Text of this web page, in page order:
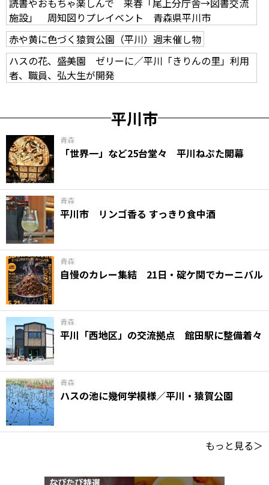
施設」 周知図りプレイベント 青森県平川市
赤や黄に色づく猿賀公園（平川）週末催し物
ハスの花、盛美園 ゼリーに／平川「きりんの里」利用
者、職員、弘大生が開発
平川市
青森
「世界一」など25台堂々 平川ねぷた開幕
青森
平川市 リンゴ香る すっきり食中酒
青森
自慢のカレー集結 21日・碇ケ関でカーニバル
青森
平川「西地区」の交流拠点 館田駅に整備着々
青森
ハスの池に幾何学模様／平川・猿賀公園
もっと見る＞